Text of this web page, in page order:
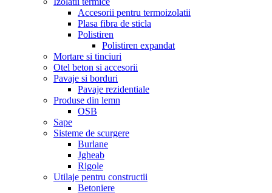
Accesorii pentru termoizolatii
Plasa fibra de sticla
Polistiren
Polistiren expandat
Mortare si tinciuri
Otel beton si accesorii
Pavaje si borduri
Pavaje rezidentiale
Produse din lemn
OSB
Sape
Sisteme de scurgere
Burlane
Jgheab
Rigole
Utilaje pentru constructii
Betoniere